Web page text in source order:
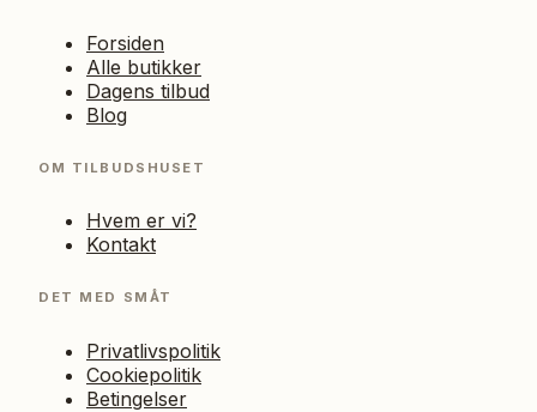
Forsiden
Alle butikker
Dagens tilbud
Blog
OM TILBUDSHUSET
Hvem er vi?
Kontakt
DET MED SMÅT
Privatlivspolitik
Cookiepolitik
Betingelser